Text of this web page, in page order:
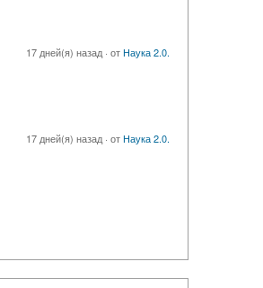
17 дней(я) назад· отНаука 2.0.
17 дней(я) назад· отНаука 2.0.